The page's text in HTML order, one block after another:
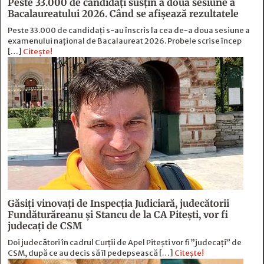
Peste 33.000 de candidați susțin a doua sesiune a
Bacalaureatului 2026. Când se afișează rezultatele
Peste 33.000 de candidați s-au înscris la cea de-a doua sesiune a
examenului național de Bacalaureat 2026. Probele scrise încep
[…] Citește!
Găsiți vinovați de Inspecția Judiciară, judecătorii
Fundăturăreanu și Stancu de la CA Pitești, vor fi
judecați de CSM
Doi judecători în cadrul Curții de Apel Pitești vor fi ”judecați” de
CSM, după ce au decis să îl pedepsească […] Citește!